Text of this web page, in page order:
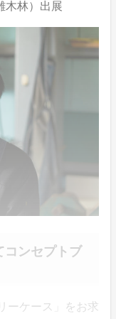
林）出展
コンセプトブ
ーケース」をお求